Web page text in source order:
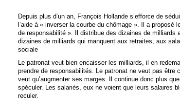
Depuis plus d’un an, François Hollande s’efforce de
l’aide à « inverser la courbe du chômage ». Il a
de responsabilité ». Il distribue des dizaines de milliards
dizaines de milliards qui manquent aux retraites, aux
sociale
Le patronat veut bien encaisser les milliards, il en
prendre de responsabilités. Le patronat ne veut pas être
veut qu’augmenter ses marges. Il continue donc plus
spéculer. Les salariés, eux ne voient que leurs salaires
reculer.